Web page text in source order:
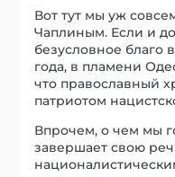
Вот тут мы уж
Чаплиным. Если и
безусловное благо
года, в пламени
что православный
патриотом
Впрочем, о чем мы
завершает свою